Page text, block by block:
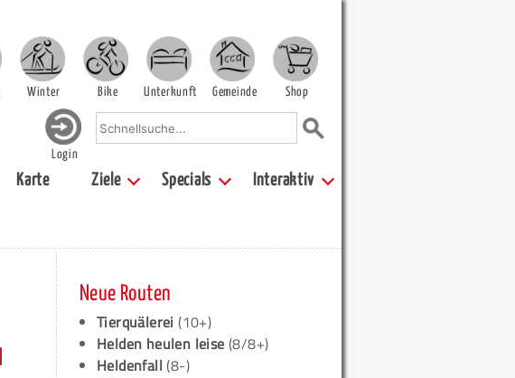
Winter Bike Unterkunft Gemeinde Shop
Login
Karte Ziele Specials Interaktiv
Neue Routen
Tierquälerei (10+)
Helden heulen leise(8/8+)
Heldenfall(8-)